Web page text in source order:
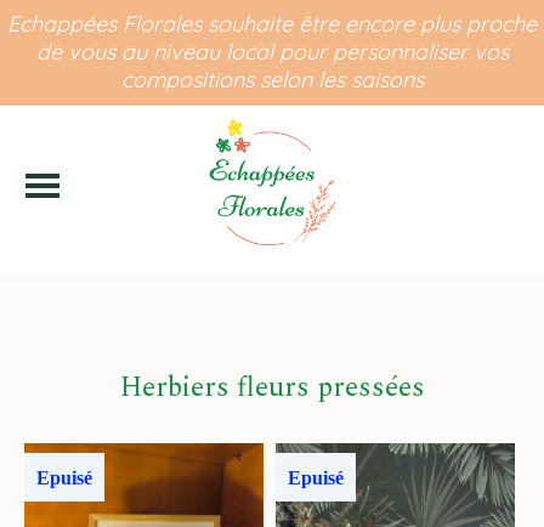
Echappées Florales souhaite être encore plus proche
de vous au niveau local pour personnaliser vos
compositions selon les saisons
Herbiers fleurs pressées
Epuisé Epuisé